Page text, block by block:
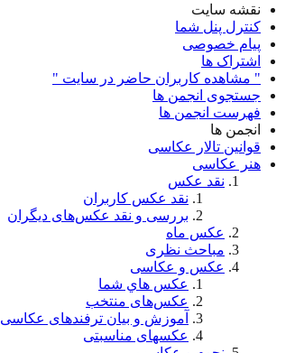
نقشه سایت
کنترل پنل شما
پیام خصوصی
اشتراک ها
" مشاهده کاربران حاضر در سایت "
جستجوی انجمن ها
فهرست انجمن ها
انجمن ها
قوانین تالار عکاسی
هنر عکاسی
نقد عکس
نقد عکس کاربران
بررسی و نقد عکس‌های دیگران
عکس ماه
مباحث نظری
عکس و عکاسی
عكس هاي شما
عکس‌های منتخب
آموزش و بیان ترفندهای عکاسی
عکسهای مناسبتی